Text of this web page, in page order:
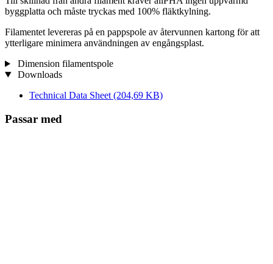
byggplatta och måste tryckas med 100% fläktkylning.
Filamentet levereras på en pappspole av återvunnen kartong för att
ytterligare minimera användningen av engångsplast.
Dimension filamentspole
Downloads
Technical Data Sheet (204,69 KB)
Passar med